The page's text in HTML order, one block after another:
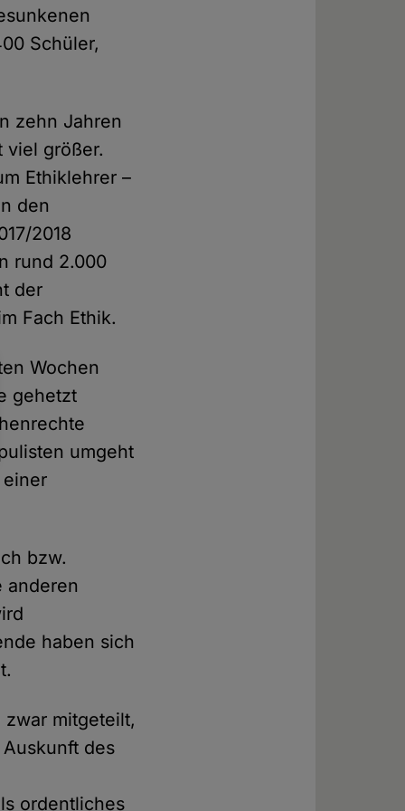
Schüler,
zehn Jahren
viel größer.
Ethiklehrer –
den
2018
rund 2.000
der
Fach Ethik.
Wochen
gehetzt
umgeht
bzw.
anderen
haben sich
zwar mitgeteilt,
des
ordentliches